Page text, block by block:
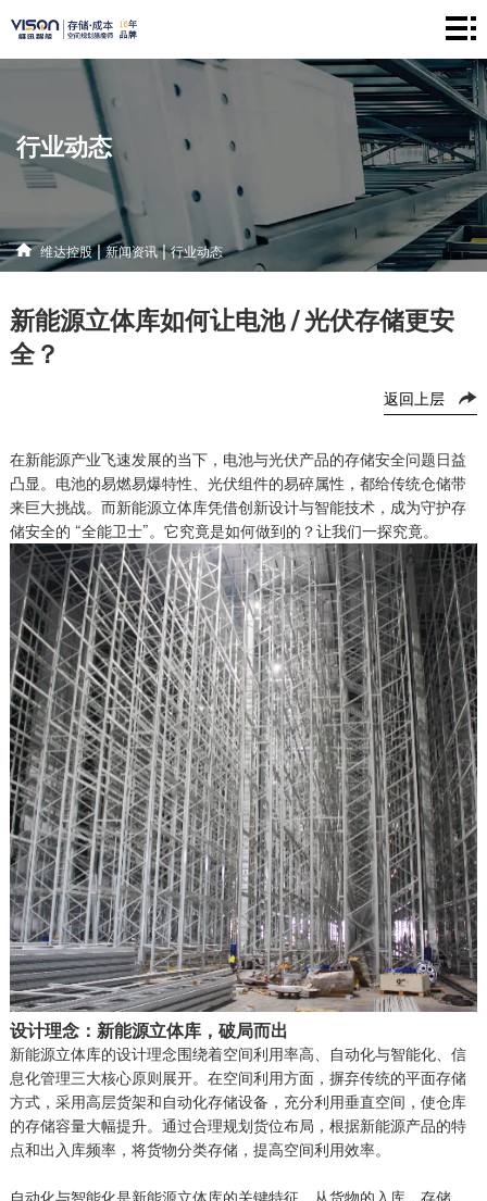
维
心
闻
资
讯
解
决
方
案
联
系
方
行业动态
维达控股|新闻资讯|行业动态
新能源立体库如何让电池 / 光伏存储更安
全？
返回上层
在新能源产业飞速发展的当下，电池与光伏产品的存储安全问题日益
凸显。电池的易燃易爆特性、光伏组件的易碎属性，都给传统仓储带
来巨大挑战。而新能源立体库凭借创新设计与智能技术，成为守护存
储安全的 “全能卫士”。它究竟是如何做到的？让我们一探究竟。
设计理念：新能源立体库，破局而出
新能源立体库的设计理念围绕着空间利用率高、自动化与智能化、信
息化管理三大核心原则展开。在空间利用方面，摒弃传统的平面存储
方式，采用高层货架和自动化存储设备，充分利用垂直空间，使仓库
的存储容量大幅提升。通过合理规划货位布局，根据新能源产品的特
点和出入库频率，将货物分类存储，提高空间利用效率。